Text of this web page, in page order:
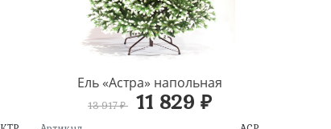
Ель «Астра» напольная
13 917 ₽ 11 829 ₽